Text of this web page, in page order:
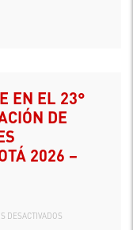
DE
2026 –
DESACTIVADOS